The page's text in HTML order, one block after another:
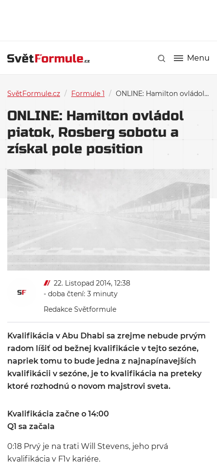
Menu
SvětFormule.cz / Formule 1 / ONLINE: Hamilton ovládol piatok, Rosberg sobotu a získal pole position
ONLINE: Hamilton ovládol
piatok, Rosberg sobotu a
získal pole position
22. Listopad 2014, 12:38
- doba čtení: 3 minuty
Redakce Světformule
Kvalifikácia v Abu Dhabi sa zrejme nebude prvým
radom líšiť od bežnej kvalifikácie v tejto sezóne,
napriek tomu to bude jedna z najnapínavejších
kvalifikácii v sezóne, je to kvalifikácia na preteky
ktoré rozhodnú o novom majstrovi sveta.
Kvalifikácia začne o 14:00
Q1 sa začala
0:18 Prvý je na trati Will Stevens, jeho prvá
kvalifikácia v F1v kariére.